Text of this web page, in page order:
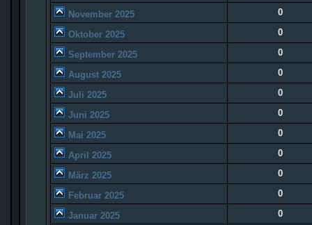
November 2025 0
Oktober 2025 0
September 2025 0
August 2025 0
Juli 2025 0
Juni 2025 0
Mai 2025 0
April 2025 0
März 2025 0
Februar 2025 0
Januar 2025 0